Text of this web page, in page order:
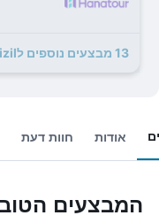
13 מבצעים נוספים לHotel Domizil
אודות חוות דעת